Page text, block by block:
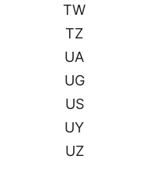
TW
TZ
UA
UG
US
UY
UZ